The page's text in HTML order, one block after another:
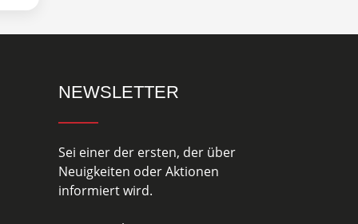
NEWSLETTER
Sei einer der ersten, der über
Neuigkeiten oder Aktionen
informiert wird.